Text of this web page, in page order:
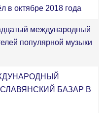
в октябре 2018 года
международный
популярной музыки
БАЗАР В